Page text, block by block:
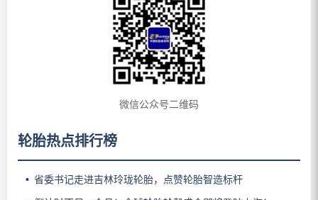
微信公众号二维码
轮胎热点排行榜
省委书记走进吉林玲珑轮胎，点赞轮胎智造标杆